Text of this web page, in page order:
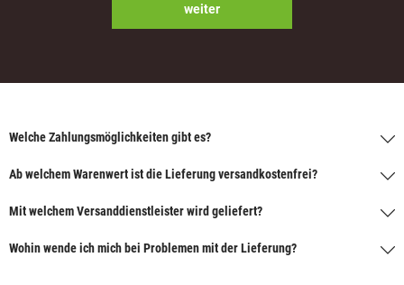
weiter
Welche Zahlungsmöglichkeiten gibt es?
Ab welchem Warenwert ist die Lieferung versandkostenfrei?
Mit welchem Versanddienstleister wird geliefert?
Wohin wende ich mich bei Problemen mit der Lieferung?